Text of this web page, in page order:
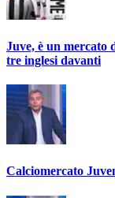
Juve, è un mercato
tre inglesi davanti
Calciomercato